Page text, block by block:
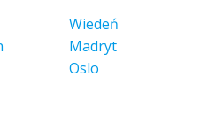
Wiedeń
Madryt
Oslo